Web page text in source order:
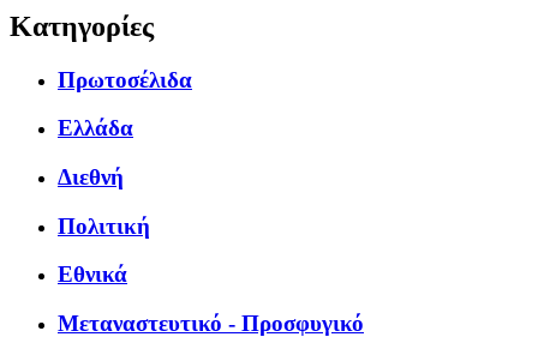
Κατηγορίες
Πρωτοσέλιδα
Ελλάδα
Διεθνή
Πολιτική
Εθνικά
Μεταναστευτικό - Προσφυγικό